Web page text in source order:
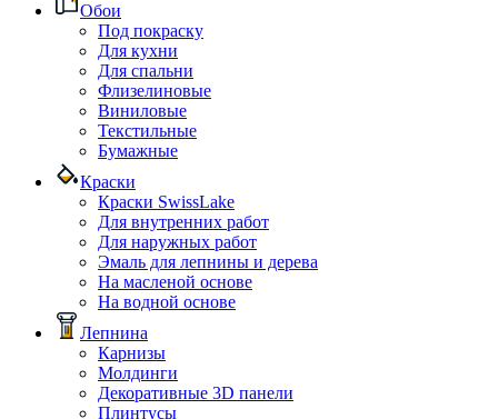
Обои
Под покраску
Для кухни
Для спальни
Флизелиновые
Виниловые
Текстильные
Бумажные
Краски
Краски SwissLake
Для внутренних работ
Для наружных работ
Эмаль для лепнины и дерева
На масленой основе
На водной основе
Лепнина
Карнизы
Молдинги
Декоративные 3D панели
Плинтусы